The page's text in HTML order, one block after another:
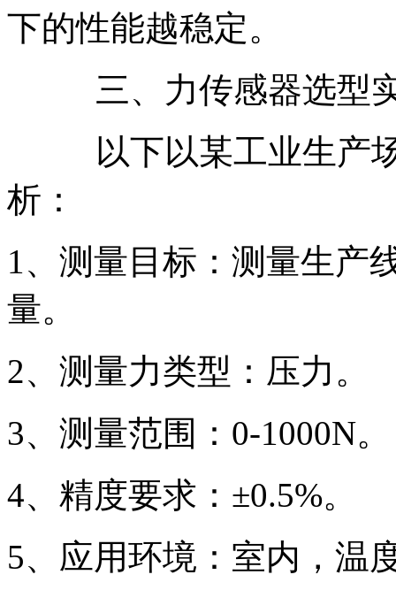
下的性能越稳定。
三、力传感器选型
以下以某工业生产
析：
1、测量目标：测量生产
量。
2、测量力类型：压力。
3、测量范围：0-1000N。
4、精度要求：±0.5%。
5、应用环境：室内，温